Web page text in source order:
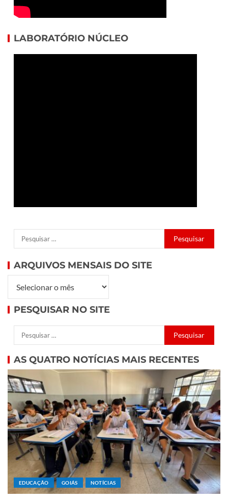
LABORATÓRIO NÚCLEO
ARQUIVOS MENSAIS DO SITE
PESQUISAR NO SITE
AS QUATRO NOTÍCIAS MAIS RECENTES
EDUCAÇÃO GOIÁS NOTÍCIAS